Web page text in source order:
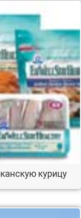
курицу